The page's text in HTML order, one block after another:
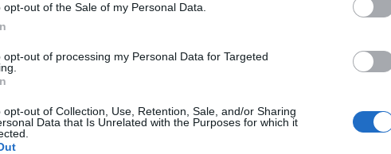
opt-out of the Sale of my Personal Data.
opt-out of processing my Personal Data for Targeted
opt-out of Collection, Use, Retention, Sale, and/or Sharing
Data that Is Unrelated with the Purposes for which it